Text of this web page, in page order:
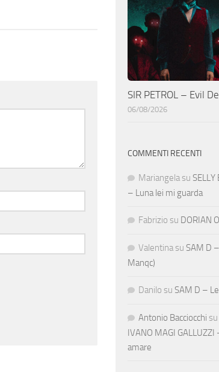
SIR PETROL – Evil
06/08/2026
COMMENTI RECENTI
Mariangela su
– Luna lei mi guarda
Fabrizio su DORIAN
Valentina su SAM D
Manqc)
Danilo su SAM D –
Antonio Bacciocchi su
IVANO MAGI
amare